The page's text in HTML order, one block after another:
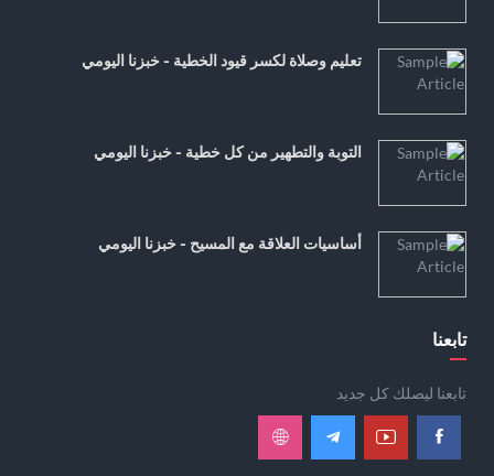
تعليم وصلاة لكسر قيود الخطية - خبزنا اليومي
التوبة والتطهير من كل خطية - خبزنا اليومي
أساسيات العلاقة مع المسيح - خبزنا اليومي
تابعنا
تابعنا ليصلك كل جديد